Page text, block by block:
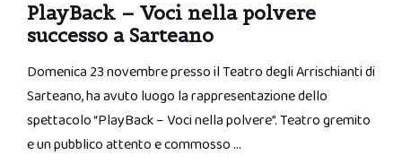
PlayBack – Voci nella polvere
successo a Sarteano
Domenica 23 novembre presso il Teatro degli Arrischianti di
Sarteano, ha avuto luogo la rappresentazione dello
spettacolo “PlayBack – Voci nella polvere”. Teatro gremito
e un pubblico attento e commosso …